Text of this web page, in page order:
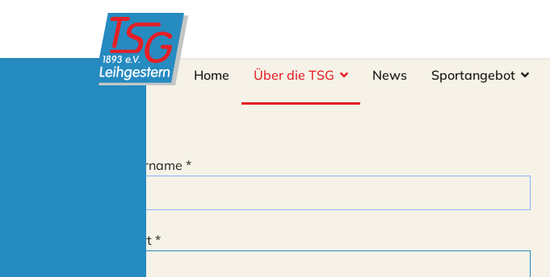
Home Über die TSG News Sportangebot
Benutzername *
Passwort *